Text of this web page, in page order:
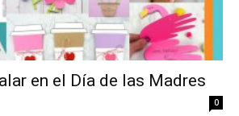
en el Día de las Madres
0